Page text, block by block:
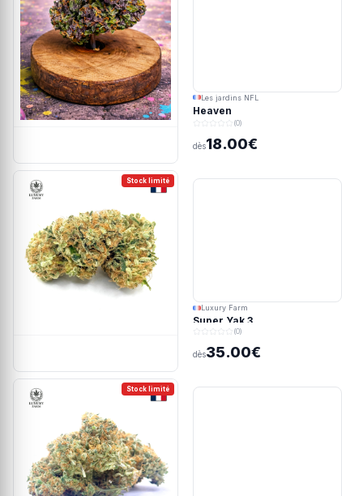
Les jardins NFL
Heaven
(0)
dès18.00€
Stock limité
Luxury Farm
Super Yak 3
(0)
dès35.00€
Stock limité